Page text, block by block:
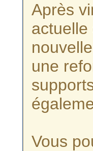
Après
une
Vous